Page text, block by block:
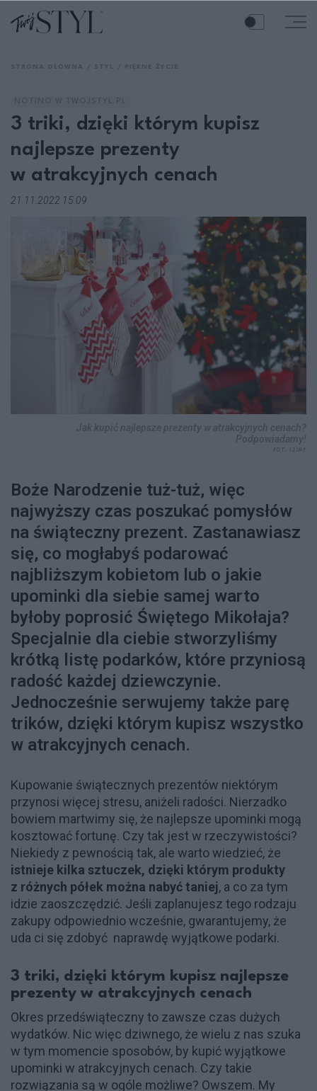
3 triki, dzięki którym kupisz
najlepsze prezenty
w atrakcyjnych cenach
21.11.2022 15:09
Boże Narodzenie tuż-tuż, więc
najwyższy czas poszukać pomysłów
na świąteczny prezent. Zastanawiasz
się, co mogłabyś podarować
najbliższym kobietom lub o jakie
upominki dla siebie samej warto
byłoby poprosić Świętego Mikołaja?
Specjalnie dla ciebie stworzyliśmy
krótką listę podarków, które przyniosą
radość każdej dziewczynie.
Jednocześnie serwujemy także parę
trików, dzięki którym kupisz wszystko
w atrakcyjnych cenach.
Kupowanie świątecznych prezentów niektórym
przynosi więcej stresu, aniżeli radości. Nierzadko
bowiem martwimy się, że najlepsze upominki mogą
kosztować fortunę. Czy tak jest w rzeczywistości?
Niekiedy z pewnością tak, ale warto wiedzieć, że
istnieje kilka sztuczek, dzięki którym produkty
z różnych półek można nabyć taniej, a co za tym
idzie zaoszczędzić. Jeśli zaplanujesz tego rodzaju
zakupy odpowiednio wcześnie, gwarantujemy, że
uda ci się zdobyć naprawdę wyjątkowe podarki.
3 triki, dzięki którym kupisz najlepsze
prezenty w atrakcyjnych cenach
Okres przedświąteczny to zawsze czas dużych
wydatków. Nic więc dziwnego, że wielu z nas szuka
w tym momencie sposobów, by kupić wyjątkowe
upominki w atrakcyjnych cenach. Czy takie
rozwiązania są w ogóle możliwe? Owszem. My